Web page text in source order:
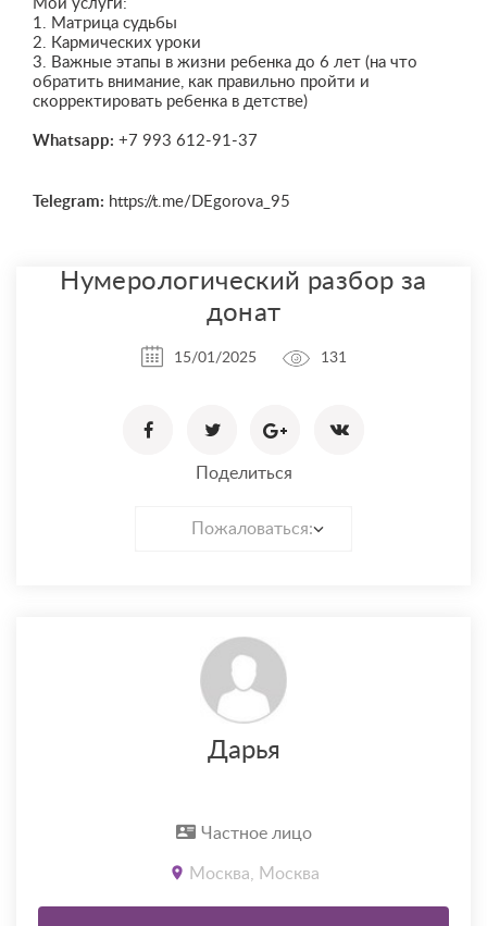
Мои услуги:
1. Матрица судьбы
2. Кармических уроки
3. Важные этапы в жизни ребенка до 6 лет (на что
обратить внимание, как правильно пройти и
скорректировать ребенка в детстве)
Whatsapp: ‪+7 993 612‑91‑37‬
Telegram: https://t.me/DEgorova_95
Нумерологический разбор за
донат
15/01/2025 131
Поделиться
Пожаловаться:
Дарья
Частное лицо
Москва, Москва